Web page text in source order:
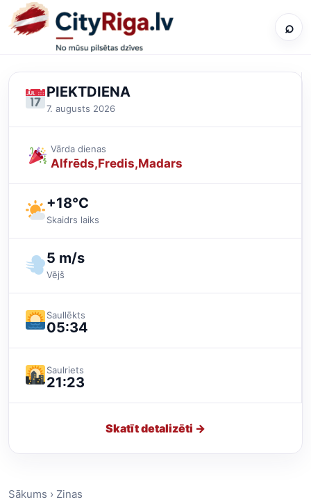
⌕
PIEKTDIENA
7. augusts 2026
Vārda dienas
Alfrēds Fredis Madars
+18°C
Skaidrs laiks
5 m/s
Vējš
Saullēkts
05:34
Saulriets
21:23
Skatīt detalizēti →
Sākums › Zinas